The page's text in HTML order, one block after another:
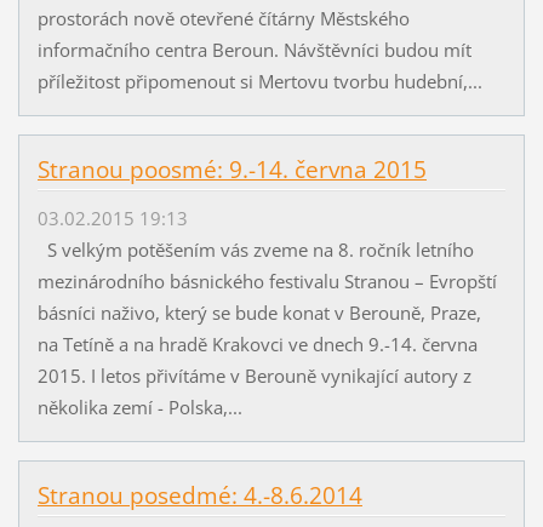
prostorách nově otevřené čítárny Městského
informačního centra Beroun. Návštěvníci budou mít
příležitost připomenout si Mertovu tvorbu hudební,...
Stranou poosmé: 9.-14. června 2015
03.02.2015 19:13
S velkým potěšením vás zveme na 8. ročník letního
mezinárodního básnického festivalu Stranou – Evropští
básníci naživo, který se bude konat v Berouně, Praze,
na Tetíně a na hradě Krakovci ve dnech 9.-14. června
2015. I letos přivítáme v Berouně vynikající autory z
několika zemí - Polska,...
Stranou posedmé: 4.-8.6.2014